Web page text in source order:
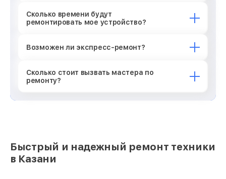
Сколько времени будут
ремонтировать мое устройство?
Возможен ли экспресс-ремонт?
Сколько стоит вызвать мастера по
ремонту?
Быстрый и надежный ремонт техники
в Казани